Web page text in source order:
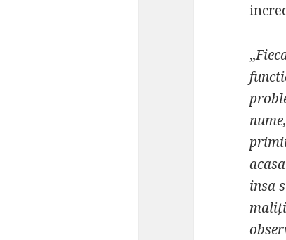
„
insa